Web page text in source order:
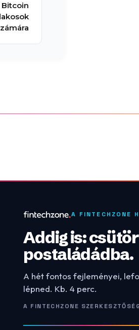
A FINTECHZONE
Addig is:
postaládádba.
A hét fontos fejleményei,
lépned. Kb. 4 perc.
A FINTECHZONE